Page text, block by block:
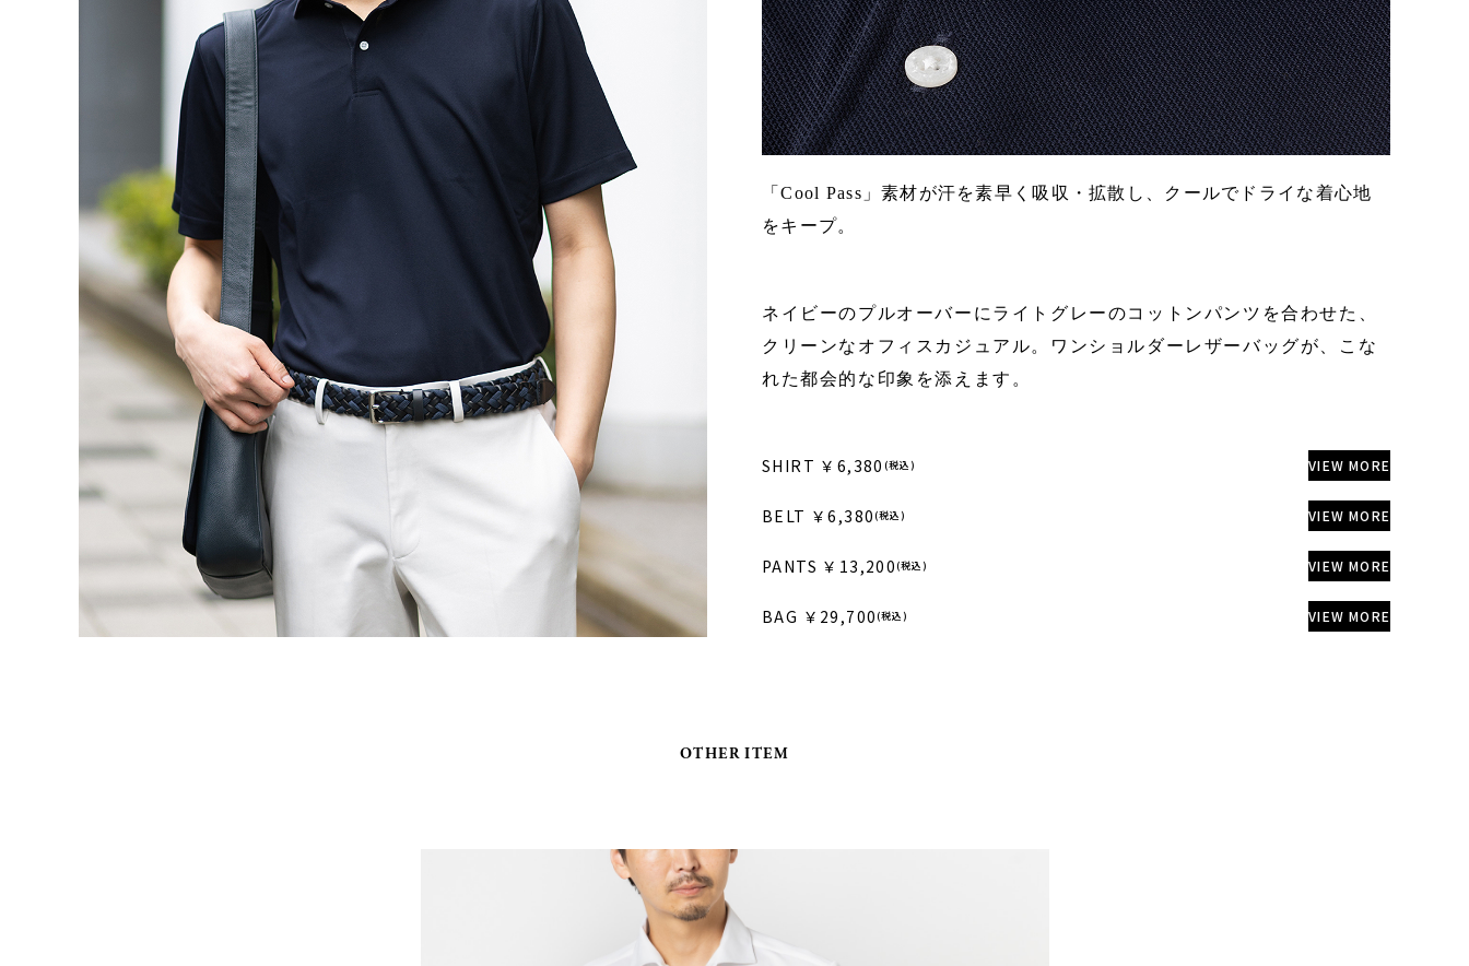
「Cool Pass」素材が汗を素早く吸収・拡散し、クールでドライな着心地
をキープ。
ネイビーのプルオーバーにライトグレーのコットンパンツを合わせた、
クリーンなオフィスカジュアル。ワンショルダーレザーバッグが、こな
れた都会的な印象を添えます。
SHIRT ￥6,380 (税込) VIEW MORE
BELT ￥6,380(税込) VIEW MORE
PANTS ￥13,200(税込) VIEW MORE
BAG ￥29,700(税込) VIEW MORE
OTHER ITEM